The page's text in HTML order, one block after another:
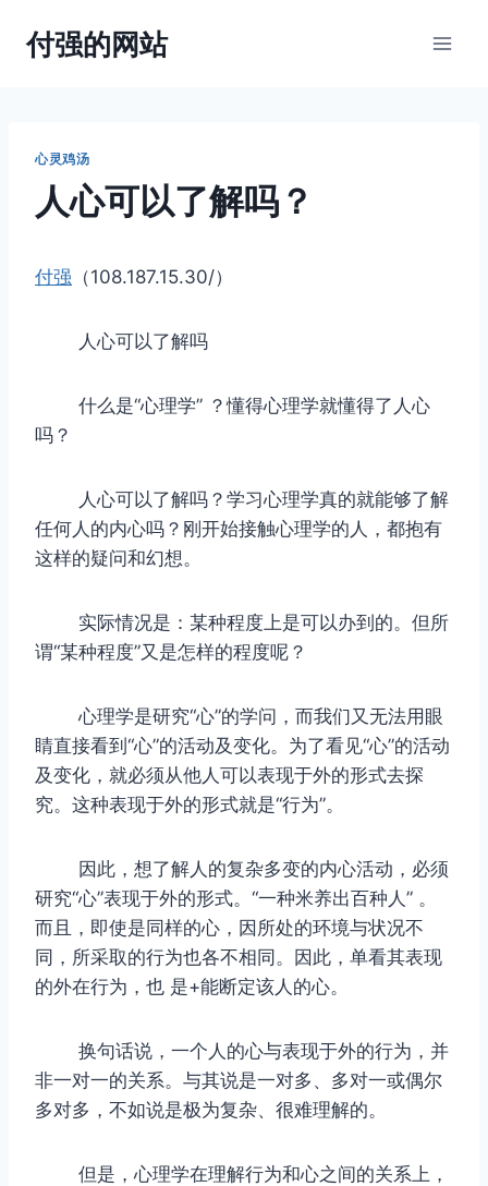
付强的网站
心灵鸡汤
人心可以了解吗？
付强 （108.187.15.30/）
人心可以了解吗
什么是“心理学” ？懂得心理学就懂得了人心
吗？
人心可以了解吗？学习心理学真的就能够了解
任何人的内心吗？刚开始接触心理学的人，都抱有
这样的疑问和幻想。
实际情况是：某种程度上是可以办到的。但所
谓“某种程度”又是怎样的程度呢？
心理学是研究“心”的学问，而我们又无法用眼
睛直接看到“心”的活动及变化。为了看见“心”的活动
及变化，就必须从他人可以表现于外的形式去探
究。这种表现于外的形式就是“行为”。
因此，想了解人的复杂多变的内心活动，必须
研究“心”表现于外的形式。“一种米养出百种人” 。
而且，即使是同样的心，因所处的环境与状况不
同，所采取的行为也各不相同。因此，单看其表现
的外在行为，也 是+能断定该人的心。
换句话说，一个人的心与表现于外的行为，并
非一对一的关系。与其说是一对多、多对一或偶尔
多对多，不如说是极为复杂、很难理解的。
但是，心理学在理解行为和心之间的关系上，